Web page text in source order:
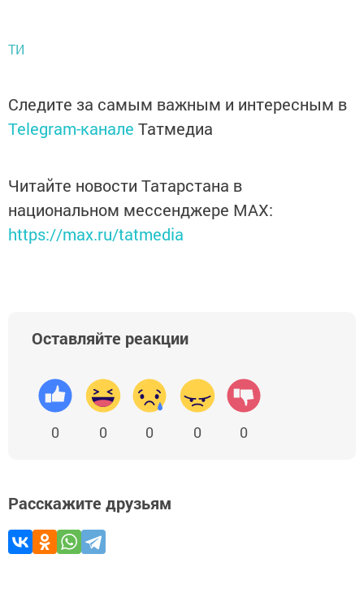
ТИ
Следите за самым важным и интересным в
Telegram-канале Татмедиа
Читайте новости Татарстана в
национальном мессенджере MАХ:
https://max.ru/tatmedia
Оставляйте реакции
0 0 0 0 0
Расскажите друзьям